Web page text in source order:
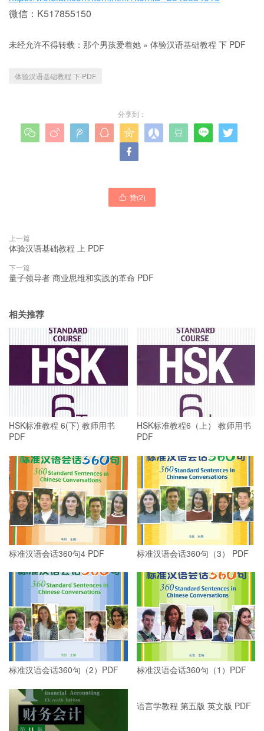
微信：K517855150
未经允许不得转载： 那个男孩爱着她 » 体验汉语基础教程 下 PDF
体验汉语基础教程 下 PDF
分享到：
       


 赞(2)
上一篇
体验汉语基础教程 上 PDF
下一篇
量子领导者 商业思维和实践的革命 PDF
相关推荐
HSK标准教程 6(下) 教师用书
PDF
HSK标准教程6（上） 教师用书
PDF
标准汉语会话360句4 PDF 标准汉语会话360句（3） PDF
标准汉语会话360句（2）PDF 标准汉语会话360句（1）PDF
语言学教程 第五版 英文版 PDF